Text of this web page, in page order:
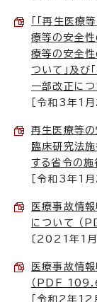
「「再生医療
療等の安全性
療等の安全性
ついて」及び
一部改正に
［令和3年1
再生医療等
臨床研究法
する省令の
［令和3年1
医療事故情
について （
〔2021年1
医療事故情
（PDF
［令和2年